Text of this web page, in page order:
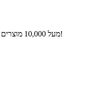
מעל 10,000 מוצרים ומאכלים במאגר עם ערכים תזונתיים!